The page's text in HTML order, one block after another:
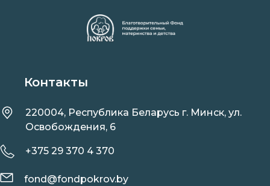
Контакты
220004, Республика Беларусь г. Минск, ул.
Освобождения, 6
+375 29 370 4 370
fond@fondpokrov.by